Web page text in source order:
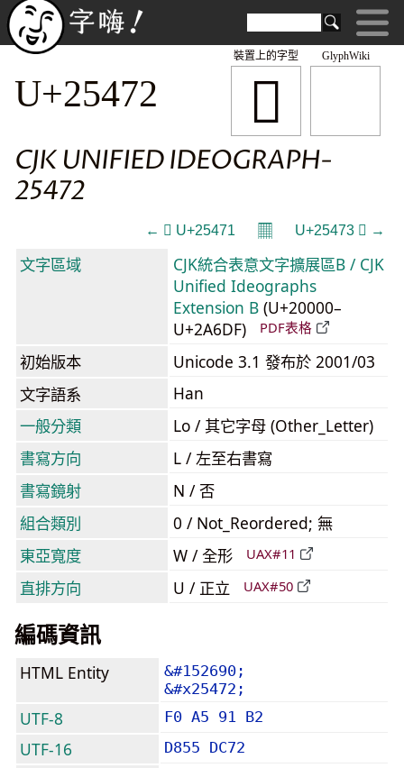
GlyphWiki
𥑲
裝置上的字型
U+25472
CJK UNIFIED IDEOGRAPH-
25472
← 𥑱 U+25471 𝄜 U+25473 𥑳 →
文字區域
CJK統合表意文字擴展區B / CJK
Unified Ideographs
Extension B (U+20000–
U+2A6DF)
PDF表格
初始版本
Unicode 3.1 發布於 2001/03
文字語系
Han
一般分類
Lo / 其它字母 (Other_Letter)
書寫方向
L / 左至右書寫
書寫鏡射
N / 否
組合類別
0 / Not_Reordered; 無
東亞寬度
W / 全形 UAX#11
直排方向 U / 正立 UAX#50
編碼資訊
HTML Entity
&#152690;
&#x25472;
UTF-8 F0 A5 91 B2
UTF-16 D855 DC72